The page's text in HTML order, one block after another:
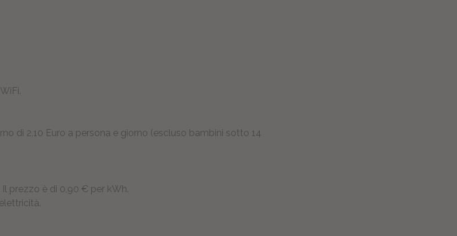
di 2,10 Euro a persona e giorno (escluso bambini sotto 14
prezzo è di 0,90 € per kWh.